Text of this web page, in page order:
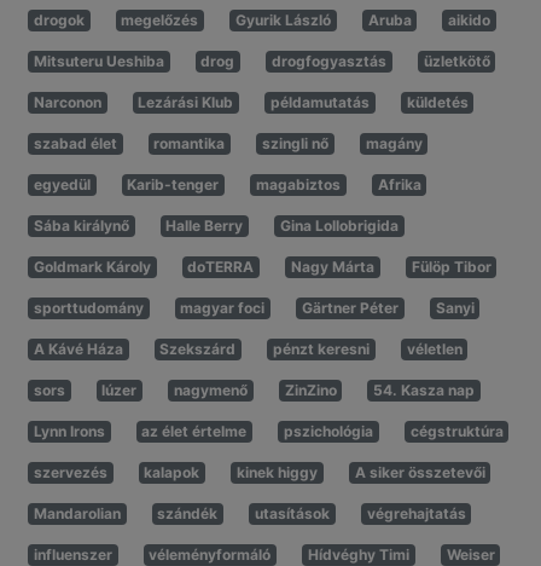
drogok megelőzés Gyurik László Aruba aikido
Mitsuteru Ueshiba drog drogfogyasztás üzletkötő
Narconon Lezárási Klub példamutatás küldetés
szabad élet romantika szingli nő magány
egyedül Karib-tenger magabiztos Afrika
Sába királynő Halle Berry Gina Lollobrigida
Goldmark Károly doTERRA Nagy Márta Fülöp Tibor
sporttudomány magyar foci Gärtner Péter Sanyi
A Kávé Háza Szekszárd pénzt keresni véletlen
sors lúzer nagymenő ZinZino 54. Kasza nap
Lynn Irons az élet értelme pszichológia cégstruktúra
szervezés kalapok kinek higgy A siker összetevői
Mandarolian szándék utasítások végrehajtatás
influenszer véleményformáló Hídvéghy Timi Weiser